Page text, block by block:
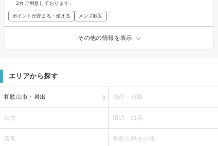
2台ご用意しております。
ポイントが貯まる・使える メンズ歓迎
その他の情報を表示
エリアから探す
和歌山市・岩出 海南・有田
御坊 田辺・白浜
新宮 和歌山県その他